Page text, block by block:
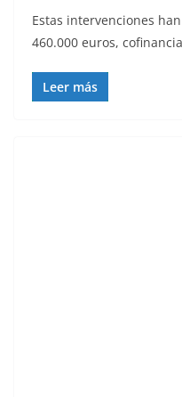
Estas intervenciones
460.000 euros,
Leer más